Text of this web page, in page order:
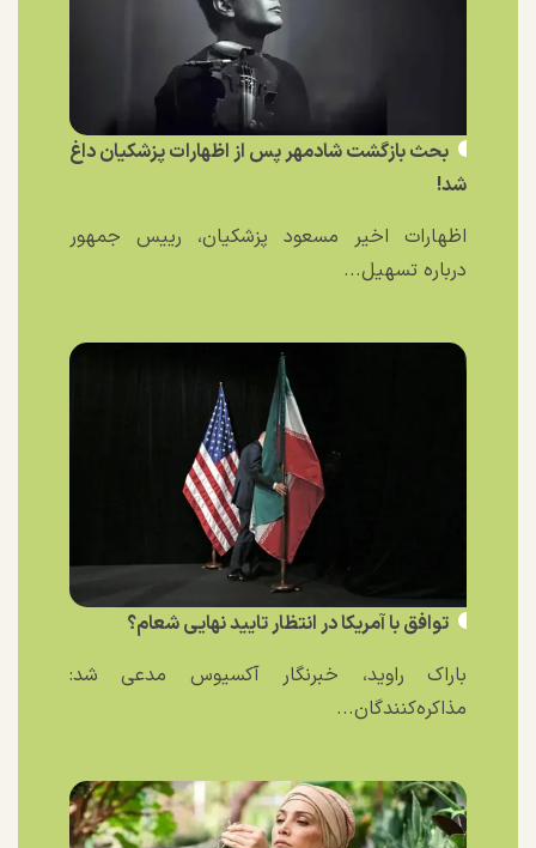
بحث بازگشت شادمهر پس از اظهارات پزشکیان داغ
شد!
اظهارات اخیر مسعود پزشکیان، رییس جمهور
درباره تسهیل...
توافق با آمریکا در انتظار تایید نهایی شعام؟
باراک راوید، خبرنگار آکسیوس مدعی شد:
مذاکره‌کنندگان...